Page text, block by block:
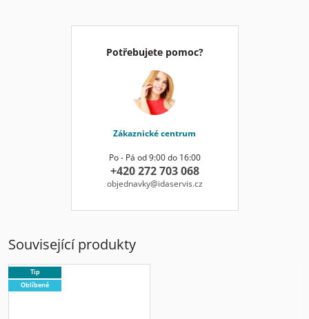
Potřebujete pomoc?
Zákaznické centrum
Po - Pá od 9:00 do 16:00
+420 272 703 068
objednavky@idaservis.cz
Související produkty
Tip
Oblíbené